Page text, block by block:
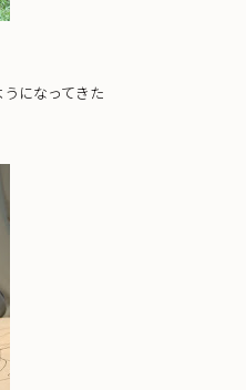
になってきた